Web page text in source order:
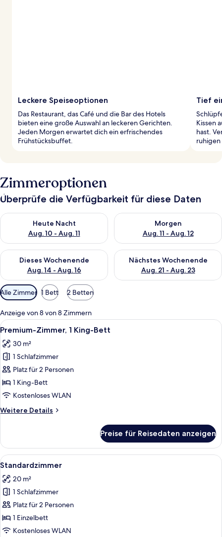
Leckere Speiseoptionen
Das Restaurant, das Café und die Bar des Hotels
bieten eine große Auswahl an leckeren Gerichten.
Jeden Morgen erwartet dich ein erfrischendes
Frühstücksbuffet.
Tief
Kissen
hast.
ruhigen
Zimmeroptionen
Überprüfe die Verfügbarkeit für diese Daten
Heute Nacht
Aug. 10 - Aug. 11
Überprüfe die Verfügbarkeit für heute Nacht, Aug. 10 - Aug.
Morgen
Aug. 11 - Aug. 12
Überprüfe die Verfügbarkeit
Dieses Wochenende
Aug. 14 - Aug. 16
Überprüfe die Verfügbarkeit für dieses Wochenende, Aug. 14
Nächstes Wochenende
Aug. 21 - Aug. 23
Überprüfe die Verfügbarkeit
Verfügbare
Filter
für
Zimmer
Alle Zimmer 1 Bett 2 Betten
Anzeige von 8 von 8 Zimmern
Alle
Fotos
für
Premium-
Zimmer,
1 King-
Bett
Drei Flaschen Apothéke White
9
Premium-Zimmer, 1 King-Bett
30 m²
1 Schlafzimmer
Platz für 2 Personen
1 King-Bett
Kostenloses WLAN
Weitere Details
Weitere
Zimmer,
1 King-
Bett
Preise für Reisedaten anzeigen
Alle
Fotos
für
Standardzimmer
anzeigen
Drei Flaschen Apothéke White
9
Standardzimmer
20 m²
1 Schlafzimmer
Platz für 2 Personen
1 Einzelbett
Kostenloses WLAN